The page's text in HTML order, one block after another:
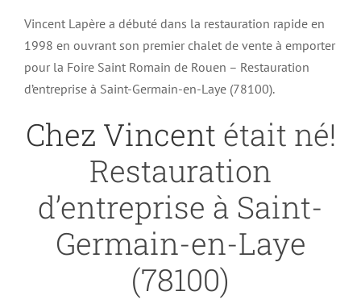
Vincent Lapère a débuté dans la restauration rapide en
1998 en ouvrant son premier chalet de vente à emporter
pour la Foire Saint Romain de Rouen – Restauration
d’entreprise à Saint-Germain-en-Laye (78100).
Chez Vincent était né!
Restauration
d’entreprise à Saint-
Germain-en-Laye
(78100)